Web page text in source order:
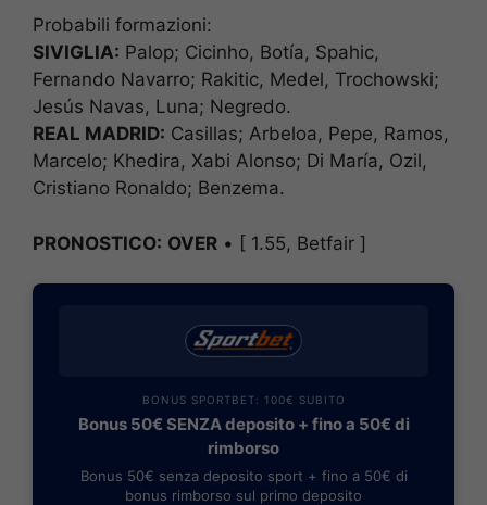
Probabili formazioni:
SIVIGLIA: Palop; Cicinho, Botía, Spahic,
Fernando Navarro; Rakitic, Medel, Trochowski;
Jesús Navas, Luna; Negredo.
REAL MADRID: Casillas; Arbeloa, Pepe, Ramos,
Marcelo; Khedira, Xabi Alonso; Di María, Ozil,
Cristiano Ronaldo; Benzema.
PRONOSTICO: OVER • [ 1.55, Betfair ]
BONUS SPORTBET: 100€ SUBITO
Bonus 50€ SENZA deposito + fino a 50€ di
rimborso
Bonus 50€ senza deposito sport + fino a 50€ di
bonus rimborso sul primo deposito